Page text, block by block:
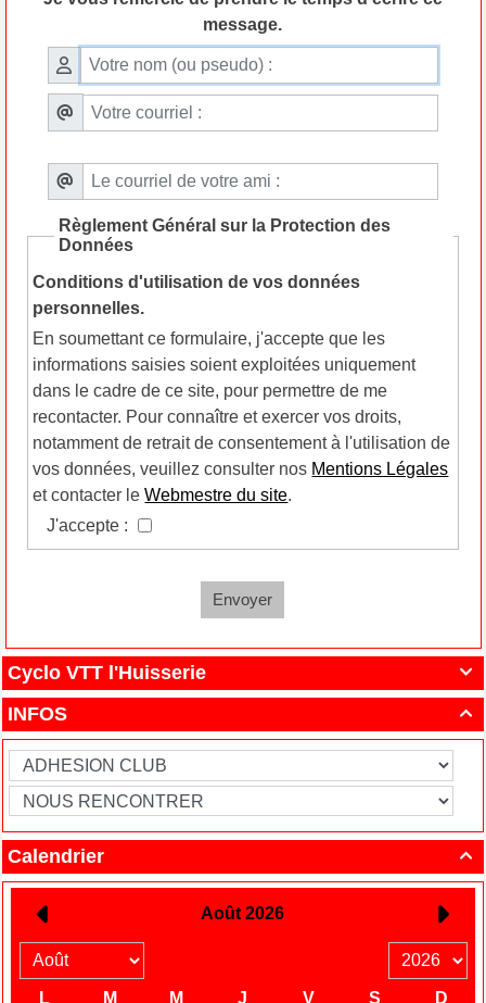

Cyclo VTT l'Huisserie

INFOS

Calendrier
message.
Règlement Général sur la Protection des
Données
Conditions d'utilisation de vos données
personnelles.
En soumettant ce formulaire, j'accepte que les
informations saisies soient exploitées uniquement
dans le cadre de ce site, pour permettre de me
recontacter. Pour connaître et exercer vos droits,
notamment de retrait de consentement à l'utilisation de
vos données, veuillez consulter nos Mentions Légales
et contacter leWebmestre du site.
J'accepte :
Envoyer